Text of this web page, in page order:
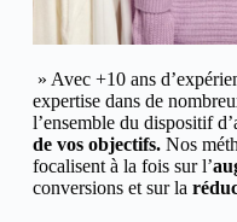
» Avec +10 ans
expertise dans de
l’ensemble du dispositif
de vos objectifs.Nos
focalisent à la fois sur l’
conversions et sur la